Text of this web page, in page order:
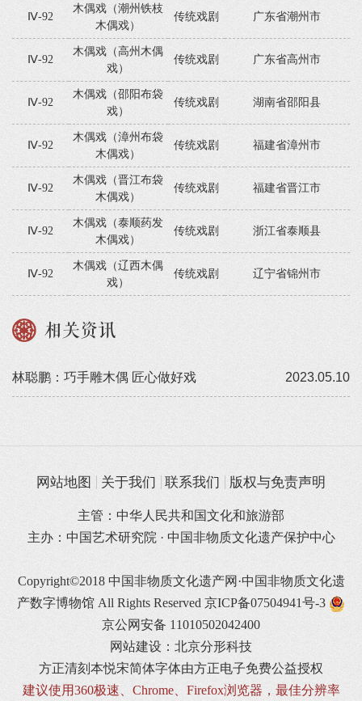
Ⅳ-92
木偶戏（潮州铁枝
木偶戏）
传统戏剧 广东省潮州市
Ⅳ-92
木偶戏（高州木偶
戏）
传统戏剧 广东省高州市
Ⅳ-92
木偶戏（邵阳布袋
戏）
传统戏剧 湖南省邵阳县
Ⅳ-92
木偶戏（漳州布袋
木偶戏）
传统戏剧 福建省漳州市
Ⅳ-92
木偶戏（晋江布袋
木偶戏）
传统戏剧 福建省晋江市
Ⅳ-92
木偶戏（泰顺药发
木偶戏）
传统戏剧 浙江省泰顺县
Ⅳ-92
木偶戏（辽西木偶
戏）
传统戏剧 辽宁省锦州市
相关资讯
2023.05.10
林聪鹏：巧手雕木偶 匠心做好戏
网站地图 关于我们 联系我们 版权与免责声明
主管：中华人民共和国文化和旅游部
主办：中国艺术研究院 · 中国非物质文化遗产保护中心
Copyright©2018 中国非物质文化遗产网·中国非物质文化遗
产数字博物馆 All Rights Reserved 京ICP备07504941号-3
京公网安备 11010502042400
网站建设：北京分形科技
方正清刻本悦宋简体字体由方正电子免费公益授权
建议使用360极速、Chrome、Firefox浏览器，最佳分辨率